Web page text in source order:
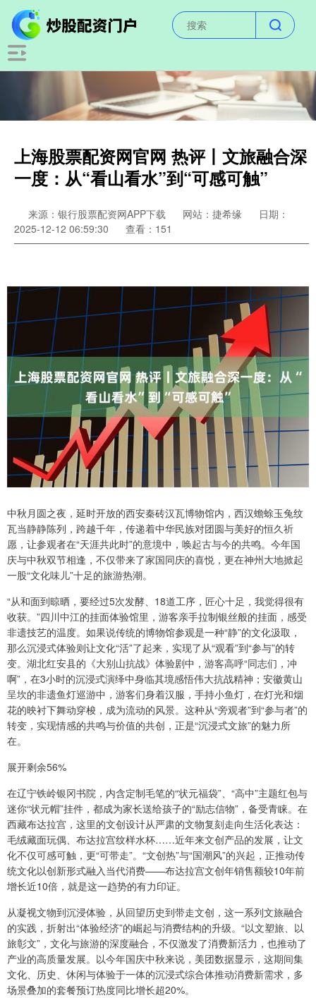
上海股票配资网官网 热评丨文旅融合深
一度：从“看山看水”到“可感可触”
来源：银行股票配资网APP下载 网站：捷希缘
日期：
2025-12-12 06:59:30
查看：151
中秋月圆之夜，延时开放的西安秦砖汉瓦博物馆内，西汉蟾蜍玉兔纹
瓦当静静陈列，跨越千年，传递着中华民族对团圆与美好的恒久祈
愿，让参观者在“天涯共此时”的意境中，唤起古与今的共鸣。今年国
庆与中秋双节相逢，不仅带来了家国同庆的喜悦，更在神州大地掀起
一股“文化味儿”十足的旅游热潮。
“从和面到晾晒，要经过5次发酵、18道工序，匠心十足，我觉得很有
收获。”四川中江的挂面体验馆里，游客亲手拉制银丝般的挂面，感受
非遗技艺的温度。如果说传统的博物馆参观是一种“静”的文化汲取，
那么沉浸式体验则让文化“活”了起来，实现了从“观看”到“参与”的转
变。湖北红安县的《大别山抗战》体验剧中，游客高呼“同志们，冲
啊”，在3小时的沉浸式演绎中身临其境感悟伟大抗战精神；安徽黄山
呈坎的非遗鱼灯巡游中，游客们身着汉服，手持小鱼灯，在灯光和烟
花的映衬下舞动穿梭，成为流动的风景。这种从“旁观者”到“参与者”的
转变，实现情感的共鸣与价值的共创，正是“沉浸式文旅”的魅力所
在。
展开剩余56%
在辽宁铁岭银冈书院，内含定制毛笔的“状元福袋”、“高中”主题红包与
迷你“状元帽”挂件，都成为家长送给孩子的“励志信物”，备受青睐。在
西藏布达拉宫，这里的文创设计从严肃的文物复刻走向生活化表达：
毛绒藏面玩偶、布达拉宫纹样水杯……近年来文创产品的发展，让文
化不仅可感可触，更“可带走”。“文创热”与“国潮风”的兴起，正推动传
统文化以创新形式融入当代消费——布达拉宫文创年销售额较10年前
增长近10倍，就是这一趋势的有力印证。
从凝视文物到沉浸体验，从回望历史到带走文创，这一系列文旅融合
的实践，折射出“体验经济”的崛起与消费结构的升级。“以文塑旅、以
旅彰文”，文化与旅游的深度融合，不仅激发了消费新活力，也推动了
产业的高质量发展。以今年国庆中秋来说，美团数据显示，这期间集
文化、历史、休闲与体验于一体的沉浸式综合体推动消费新需求，多
场景叠加的套餐预订热度同比增长超20%。